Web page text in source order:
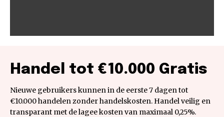
Handel tot €10.000 Gratis
Nieuwe gebruikers kunnen in de eerste 7 dagen tot
€10.000 handelen zonder handelskosten. Handel veilig en
transparant met de lagee kosten van maximaal 0,25%.